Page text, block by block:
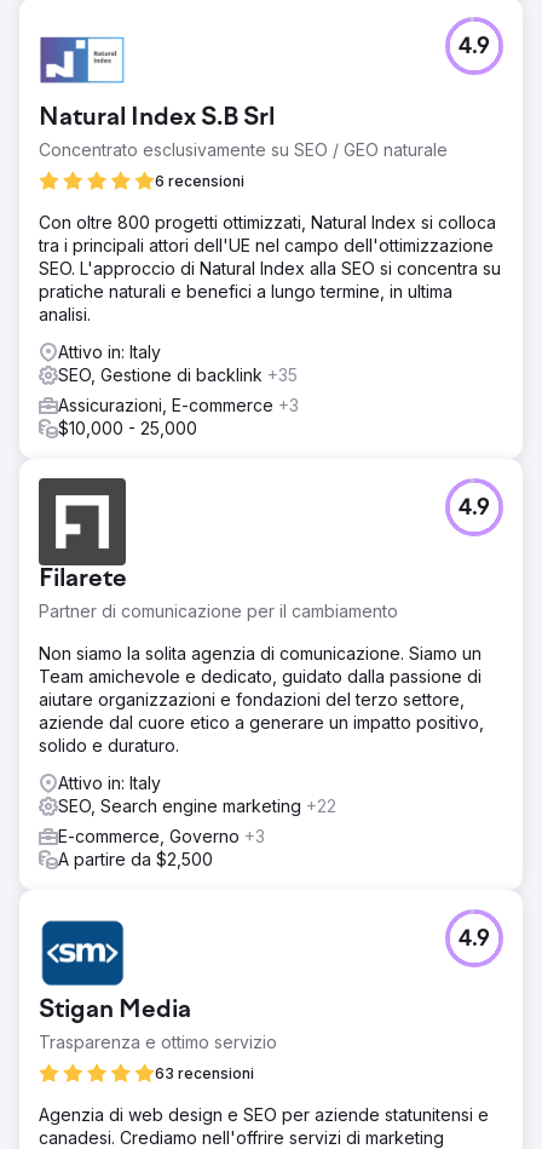
Natural Index S.B Srl
Concentrato esclusivamente su SEO / GEO naturale
6 recensioni
4.9
Con oltre 800 progetti ottimizzati, Natural Index si colloca
tra i principali attori dell'UE nel campo dell'ottimizzazione
SEO. L'approccio di Natural Index alla SEO si concentra su
pratiche naturali e benefici a lungo termine, in ultima
analisi.
Attivo in: Italy
SEO, Gestione di backlink +35
Assicurazioni, E-commerce +3
$10,000 - 25,000
Filarete
Partner di comunicazione per il cambiamento
4.9
Non siamo la solita agenzia di comunicazione. Siamo un
Team amichevole e dedicato, guidato dalla passione di
aiutare organizzazioni e fondazioni del terzo settore,
aziende dal cuore etico a generare un impatto positivo,
solido e duraturo.
Attivo in: Italy
SEO, Search engine marketing +22
E-commerce, Governo +3
A partire da $2,500
Stigan Media
Trasparenza e ottimo servizio
63 recensioni
4.9
Agenzia di web design e SEO per aziende statunitensi e
canadesi. Crediamo nell'offrire servizi di marketing